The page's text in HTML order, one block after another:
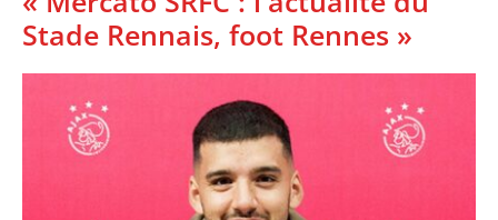
Stade Rennais, foot Rennes »